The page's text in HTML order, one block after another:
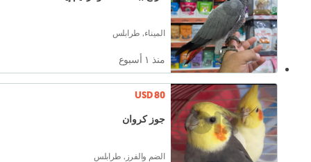
الميناء, طرابلس
منذ ١ أسبوع
USD 80
جوز كروان
الضم والفرز, طرابلس